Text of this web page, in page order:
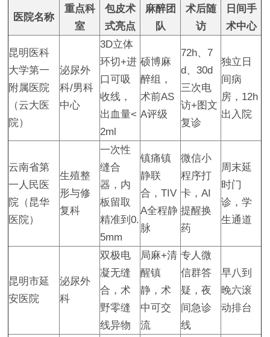
医院名称
重点科
室
包皮术
式亮点
麻醉团
队
术后随
访
日间手
术中心
昆明医科
大学第一
附属医院
（云大医
院）
泌尿外
科/男科
中心
3D立体
环切+进
口可吸
收线，
出血量<
2ml
硕博麻
醉组，
术前AS
A评级
72h、7
d、30d
三次电
访+图文
复诊
独立日
间病
房，12h
出入院
云南省第
一人民医
院（昆华
医院）
生殖整
形与修
复科
一次性
缝合
器，内
板留取
精准到0.
5mm
镇痛镇
静联
合，TIV
A全程静
脉
微信小
程序打
卡，AI
提醒换
药
周末延
时门
诊，学
生通道
昆明市延
安医院
泌尿外
科
双极电
凝无缝
合，术
野零缝
线异物
局麻+清
醒镇
静，术
中可交
流
专人微
信群答
疑，夜
间急诊
线
早八到
晚六滚
动排台